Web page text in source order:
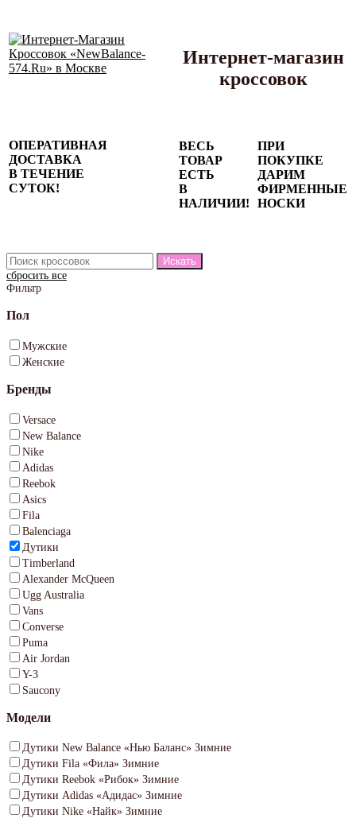
Интернет-магазин
кроссовок
ОПЕРАТИВНАЯ
ДОСТАВКА
В ТЕЧЕНИЕ
СУТОК!
ВЕСЬ
ТОВАР
ЕСТЬ
В
НАЛИЧИИ!
ПРИ
ПОКУПКЕ
ДАРИМ
ФИРМЕННЫЕ
НОСКИ
сбросить все
Фильтр
Пол
Мужские
Женские
Бренды
Versace
New Balance
Nike
Adidas
Reebok
Asics
Fila
Balenciaga
Дутики
Timberland
Alexander McQueen
Ugg Australia
Vans
Converse
Puma
Air Jordan
Y-3
Saucony
Модели
Дутики New Balance «Нью Баланс» Зимние
Дутики Fila «Фила» Зимние
Дутики Reebok «Рибок» Зимние
Дутики Adidas «Адидас» Зимние
Дутики Nike «Найк» Зимние